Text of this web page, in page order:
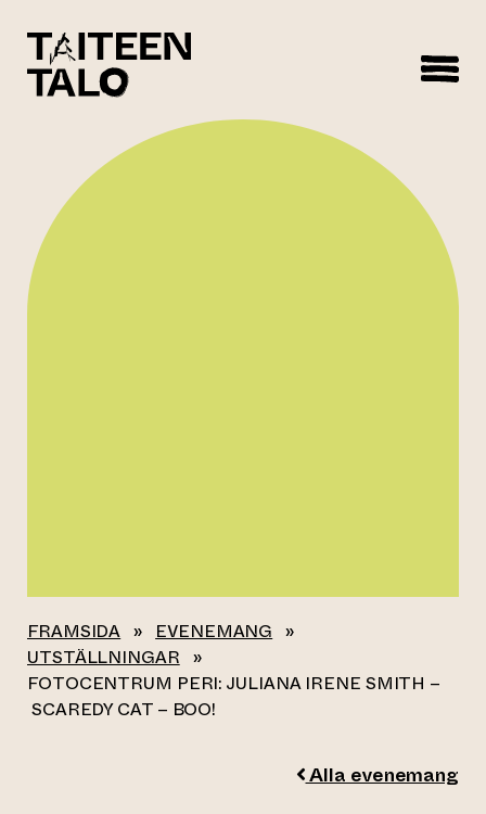
FRAMSIDA » EVENEMANG »
UTSTÄLLNINGAR »
FOTOCENTRUM PERI: JULIANA IRENE SMITH –
SCAREDY CAT – BOO!
Alla evenemang